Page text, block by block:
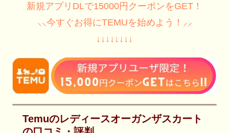
新規アプリDLで15000円クーポンをGET！
⸜⸜今すぐお得にTEMUを始めよう！⸝⸝
↓↓↓↓↓↓↓↓
Temuのレディースオーガンザスカート